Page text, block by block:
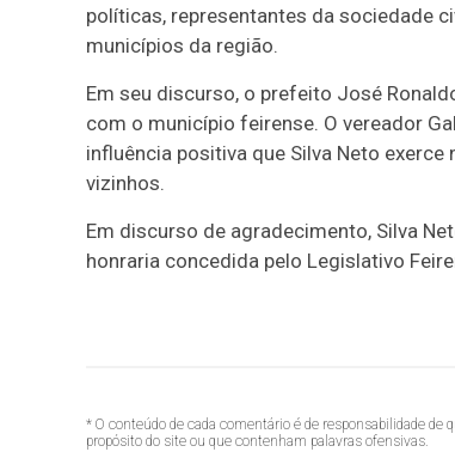
políticas, representantes da sociedade
municípios da região.
Em seu discurso, o prefeito José
com o município feirense. O vereador
influência positiva que Silva Neto
vizinhos.
Em discurso de agradecimento, Silva
honraria concedida pelo Legislativo
* O conteúdo de cada comentário é de responsabilidade
propósito do site ou que contenham palavras ofensivas.